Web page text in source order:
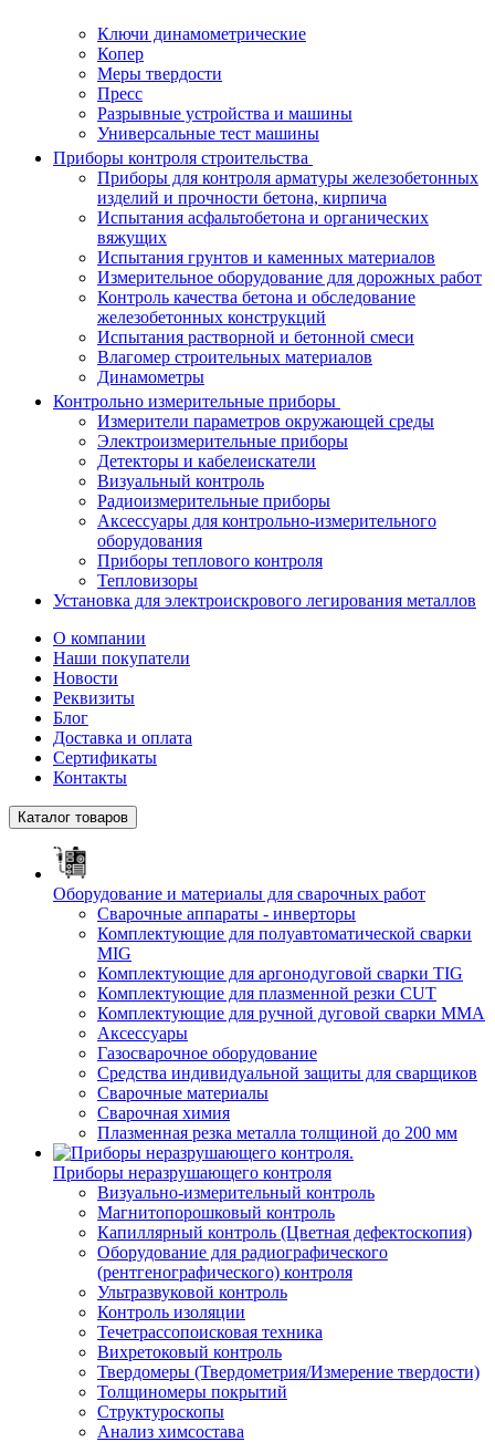
Ключи динамометрические
Копер
Меры твердости
Пресс
Разрывные устройства и машины
Универсальные тест машины
Приборы контроля строительства
Приборы для контроля арматуры железобетонных
изделий и прочности бетона, кирпича
Испытания асфальтобетона и органических
вяжущих
Испытания грунтов и каменных материалов
Измерительное оборудование для дорожных работ
Контроль качества бетона и обследование
железобетонных конструкций
Испытания растворной и бетонной смеси
Влагомер строительных материалов
Динамометры
Контрольно измерительные приборы
Измерители параметров окружающей среды
Электроизмерительные приборы
Детекторы и кабелеискатели
Визуальный контроль
Радиоизмерительные приборы
Аксессуары для контрольно-измерительного
оборудования
Приборы теплового контроля
Тепловизоры
Установка для электроискрового легирования металлов
О компании
Наши покупатели
Новости
Реквизиты
Блог
Доставка и оплата
Сертификаты
Контакты
Каталог товаров
Оборудование и материалы для сварочных работ
Сварочные аппараты - инверторы
Комплектующие для полуавтоматической сварки
MIG
Комплектующие для аргонодуговой сварки TIG
Комплектующие для плазменной резки CUT
Комплектующие для ручной дуговой сварки MMA
Аксессуары
Газосварочное оборудование
Средства индивидуальной защиты для сварщиков
Сварочные материалы
Сварочная химия
Плазменная резка металла толщиной до 200 мм
Приборы неразрушающего контроля
Визуально-измерительный контроль
Магнитопорошковый контроль
Капиллярный контроль (Цветная дефектоскопия)
Оборудование для радиографического
(рентгенографического) контроля
Ультразвуковой контроль
Контроль изоляции
Течетрассопоисковая техника
Вихретоковый контроль
Твердомеры (Твердометрия/Измерение твердости)
Толщиномеры покрытий
Структуроскопы
Анализ химсостава